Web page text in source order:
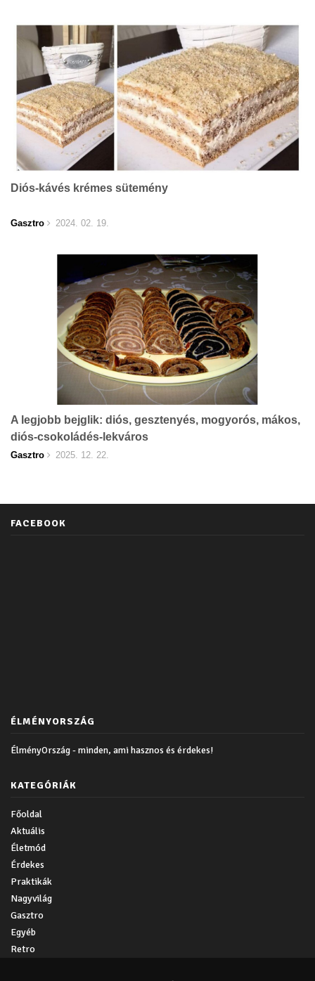
Diós-kávés krémes sütemény
Gasztro 2024. 02. 19.
A legjobb bejglik: diós, gesztenyés, mogyorós, mákos,
diós-csokoládés-lekváros
Gasztro 2025. 12. 22.
FACEBOOK
ÉLMÉNYORSZÁG
ÉlményOrszág - minden, ami hasznos és érdekes!
KATEGÓRIÁK
Főoldal
Aktuális
Életmód
Érdekes
Praktikák
Nagyvilág
Gasztro
Egyéb
Retro